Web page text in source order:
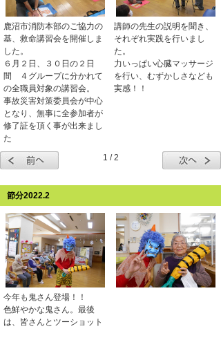
鹿沼市消防本部のご協力の
基、救命講習会を開催しま
した。
６月２日、３０日の２日
間 ４グループに分かれて
の全職員対象の講習会。
事故災害対策委員会が中心
となり、無事に全参加者が
修了証を頂く事が出来まし
た
講師の先生の説明を聞き、
それぞれ実践を行いまし
た。
力いっぱい心臓マッサージ
を行い、むずかしさなども
実感！！
1 / 2
節分2022.2
今年も鬼さん登場！！
色鮮やかな鬼さん。最後
は、皆さんとツーショット